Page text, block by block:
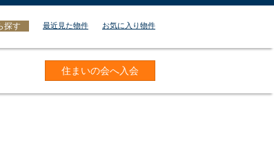
探す 最近見た物件 お気に入り物件
住まいの会へ入会